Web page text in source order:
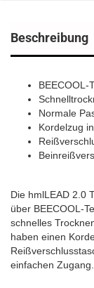
Beschreibung
BEECOOL-
Normale
Kordelzug
Die hmlLEAD 2.0
über BEECOOL-
schnelles
haben einen
einfachen Zugang.